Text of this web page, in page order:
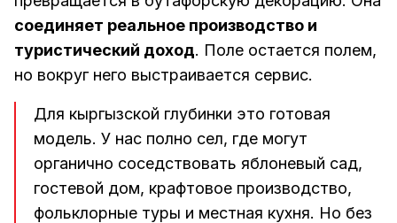
соединяет реальное производство и
туристический доход. Поле остается полем,
но вокруг него выстраивается сервис.
Для кыргызской глубинки это готовая
модель. У нас полно сел, где могут
органично соседствовать яблоневый сад,
гостевой дом, крафтовое производство,
фольклорные туры и местная кухня. Но без